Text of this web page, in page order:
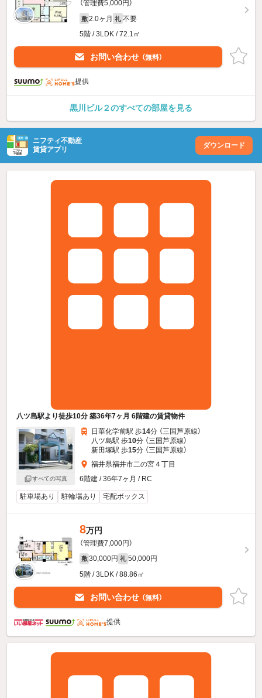
（管理費5,000円）
敷 2.0ヶ月 礼 不要
5階 / 3LDK / 72.1㎡
お問い合わせ （無料）
提供
黒川ビル２のすべての部屋を見る
ニフティ不動産
賃貸アプリ
ダウンロード
八ツ島駅より徒歩10分 築36年7ヶ月 6階建の賃貸物件
すべての写真
日華化学前駅 歩14分 （三国芦原線）
八ツ島駅 歩10分 （三国芦原線）
新田塚駅 歩15分 （三国芦原線）
福井県福井市二の宮４丁目
6階建 / 36年7ヶ月 / RC
駐車場あり 駐輪場あり 宅配ボックス
8万円
（管理費7,000円）
敷 30,000円 礼 50,000円
5階 / 3LDK / 88.86㎡
お問い合わせ （無料）
提供